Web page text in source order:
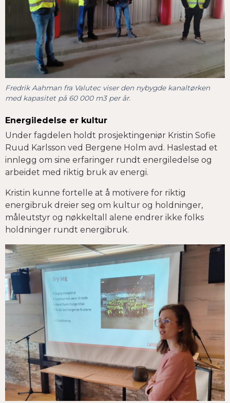
Fredrik Aahman fra Valutec viser den nybygde kanaltørken
med kapasitet på 60 000 m3 per år.
Energiledelse er kultur
Under fagdelen holdt prosjektingeniør Kristin Sofie
Ruud Karlsson ved Bergene Holm avd. Haslestad et
innlegg om sine erfaringer rundt energiledelse og
arbeidet med riktig bruk av energi.
Kristin kunne fortelle at å motivere for riktig
energibruk dreier seg om kultur og holdninger,
måleutstyr og nøkkeltall alene endrer ikke folks
holdninger rundt energibruk.